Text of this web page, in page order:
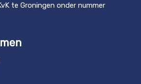
te Groningen onder nummer